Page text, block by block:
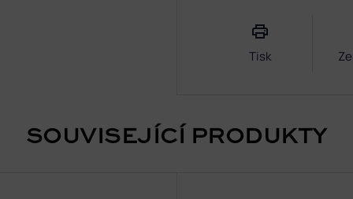
Tisk
SOUVISEJÍCÍ PRODUKTY